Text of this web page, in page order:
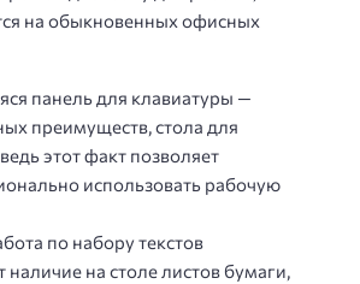
на обыкновенных офисных
панель для клавиатуры —
преимуществ, стола для
этот факт позволяет
использовать рабочую
по набору текстов
наличие на столе листов бумаги,